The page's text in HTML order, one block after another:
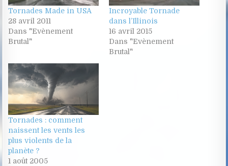
Tornades Made in USA
28 avril 2011
Dans "Evènement
Brutal"
Incroyable Tornade
dans l’Illinois
16 avril 2015
Dans "Evènement
Brutal"
Tornades : comment
naissent les vents les
plus violents de la
planète ?
1 août 2005